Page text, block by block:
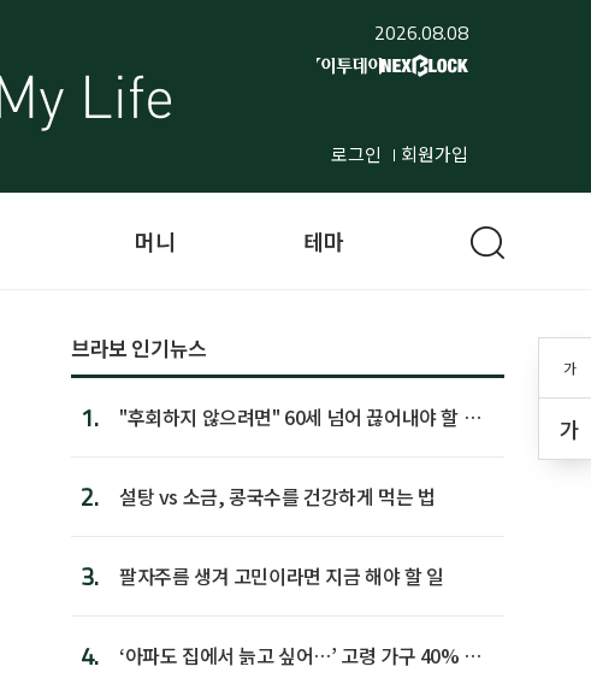
2026.08.08
로그인 회원가입
가
가
머니 테마
브라보 인기뉴스
1.
"후회하지 않으려면" 60세 넘어 끊어내야 할 사
2. 설탕 vs 소금, 콩국수를 건강하게 먹는 법
3. 팔자주름 생겨 고민이라면 지금 해야 할 일
4.
‘아파도 집에서 늙고 싶어…’ 고령 가구 40% 노